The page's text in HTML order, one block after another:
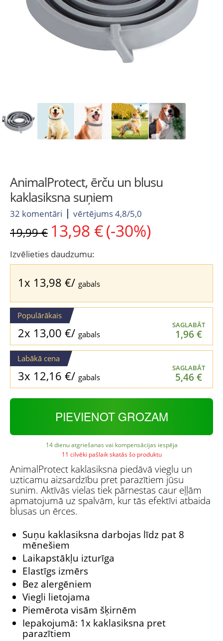
AnimalProtect, ērču un blusu
kaklasiksna suņiem
32 komentāri vērtējums 4,8/5,0
19,99€ Original
price
was:
19,99 €.
13,98 € Current
price
13,98 €.
(-30%)
Izvēlieties daudzumu:
1x 13,98 €/ gabals
Populārākais
2x 13,00 €/ gabals
SAGLABĀT
1,96 €
Labākā cena
3x 12,16 €/ gabals
SAGLABĀT
5,46 €
PIEVIENOT GROZAM
14 dienu atgriešanas vai kompensācijas iespēja
11 cilvēki pašlaik skatās šo produktu
AnimalProtect kaklasiksna piedāvā vieglu un
uzticamu aizsardzību pret parazītiem jūsu
sunim. Aktīvās vielas tiek pārnestas caur eļļām
apmatojumā uz spalvām, kur tās efektīvi atbaida
blusas un ērces.
Suņu kaklasiksna darbojas līdz pat 8
mēnešiem
Laikapstākļu izturīga
Elastīgs izmērs
Bez alergēniem
Viegli lietojama
Piemērota visām šķirnēm
Iepakojumā: 1x kaklasiksna pret
parazītiem